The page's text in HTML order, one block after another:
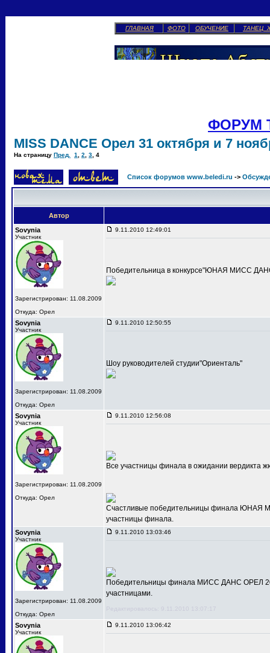
ГЛАВНАЯ ФОТО ОБУЧЕНИЕ ТАНЕЦ
ФОРУМ
MISS DANCE Орел 31 октября и 7
На страницу Пред. 1 2 3 4
Список форумов www.beledi.ru ->
Автор
Sovynia
Участник
Зарегистрирован: 11.08.2009
Откуда: Орел
9.11.2010 12:49:01
Победительница в конкурсе"ЮНАЯ МИСС
Sovynia
Участник
Зарегистрирован: 11.08.2009
Откуда: Орел
9.11.2010 12:50:55
Шоу руководителей студии"Ориенталь"
Sovynia
Участник
Зарегистрирован: 11.08.2009
Откуда: Орел
9.11.2010 12:56:08
Все участницы финала в ожидании вердикта
Счастливые победительницы финала ЮНАЯ
участницы финала.
Sovynia
Участник
Зарегистрирован: 11.08.2009
Откуда: Орел
9.11.2010 13:03:46
Победительницы финала МИСС ДАНС ОРЕЛ
участницами.
Редактировалось: 9.11.2010 13:07:17
Sovynia
Участник
9.11.2010 13:06:42